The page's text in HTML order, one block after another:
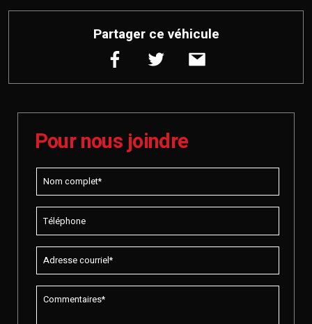
Partager ce véhicule
Pour nous joindre